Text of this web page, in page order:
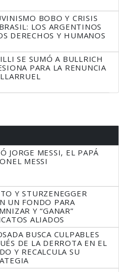
BOBO Y CRISIS
LOS ARGENTINOS
DERECHOS Y HUMANOS
SE SUMÓ A BULLRICH
PARA LA RENUNCIA
JORGE MESSI, EL PAPÁ
MESSI
Y STURZENEGGER
UN FONDO PARA
Y “GANAR”
ALIADOS
BUSCA CULPABLES
DE LA DERROTA EN EL
Y RECALCULA SU